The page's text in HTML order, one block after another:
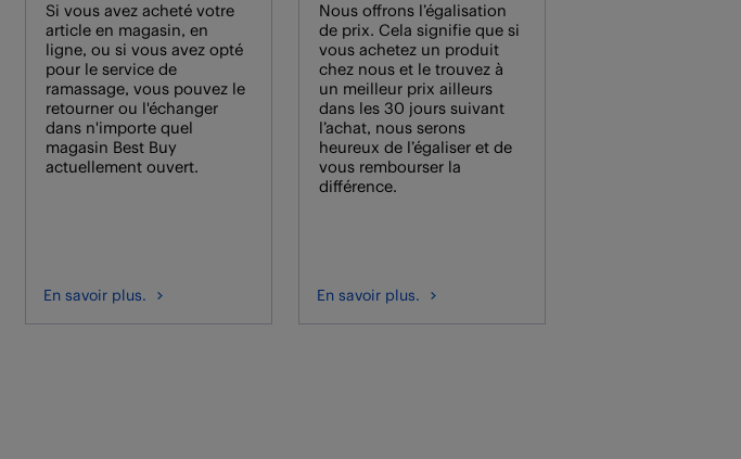
Si vous avez acheté votre
article en magasin, en
ligne, ou si vous avez opté
pour le service de
ramassage, vous pouvez le
retourner ou l'échanger
dans n'importe quel
magasin Best Buy
actuellement ouvert.
En savoir plus.
Nous offrons l’égalisation
de prix. Cela signifie que si
vous achetez un produit
chez nous et le trouvez à
un meilleur prix ailleurs
dans les 30 jours suivant
l’achat, nous serons
heureux de l’égaliser et de
vous rembourser la
différence.
En savoir plus.